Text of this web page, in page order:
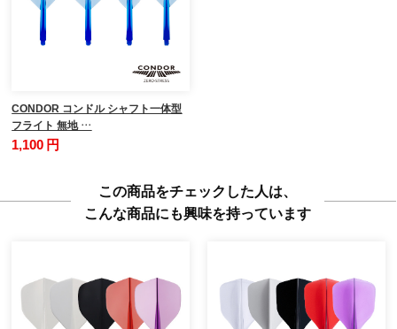
CONDOR コンドル シャフト一体型
フライト 無地 …
1,100 円
この商品をチェックした人は、
こんな商品にも興味を持っています